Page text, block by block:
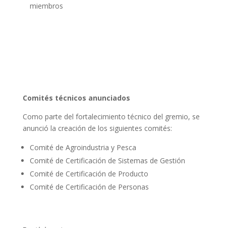
miembros
Comités técnicos anunciados
Como parte del fortalecimiento técnico del gremio, se
anunció la creación de los siguientes comités:
Comité de Agroindustria y Pesca
Comité de Certificación de Sistemas de Gestión
Comité de Certificación de Producto
Comité de Certificación de Personas